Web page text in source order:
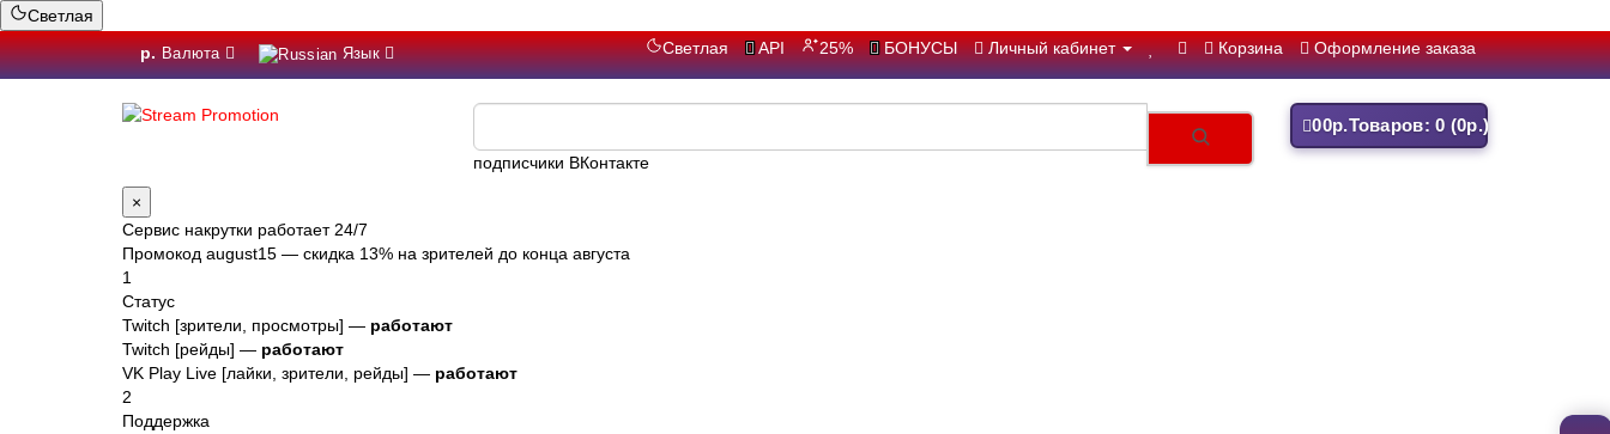
Светлая
р. Валюта Язык Светлая API 25% БОНУСЫ Личный кабинет Корзина Оформление заказа
подписчики ВКонтак
00р.Товаров: 0 (0р.)
×
Сервис накрутки работает 24/7
Промокод august15 — скидка 13% на зрителей до конца августа
1
Статус
Twitch [зрители, просмотры] — работают
Twitch [рейды] — работают
VK Play Live [лайки, зрители, рейды] — работают
2
Поддержка